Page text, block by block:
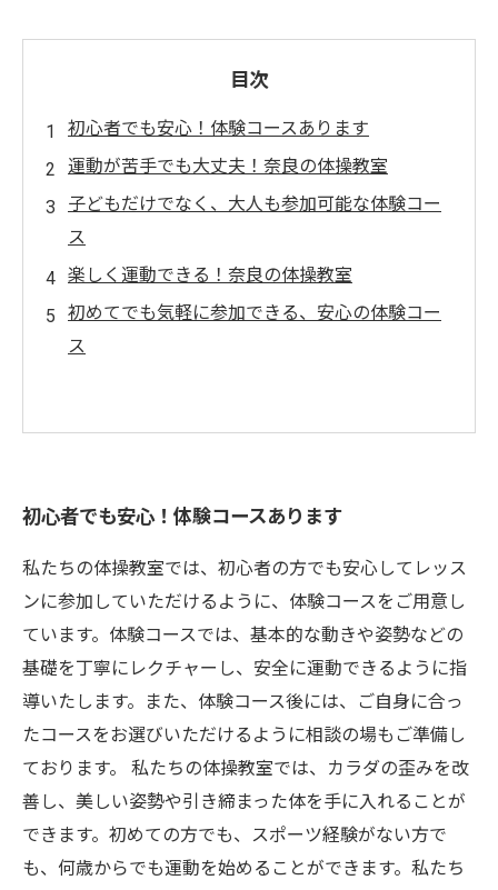
目次
初心者でも安心！体験コースあります
運動が苦手でも大丈夫！奈良の体操教室
子どもだけでなく、大人も参加可能な体験コー
ス
楽しく運動できる！奈良の体操教室
初めてでも気軽に参加できる、安心の体験コー
ス
初心者でも安心！体験コースあります
私たちの体操教室では、初心者の方でも安心してレッス
ンに参加していただけるように、体験コースをご用意し
ています。体験コースでは、基本的な動きや姿勢などの
基礎を丁寧にレクチャーし、安全に運動できるように指
導いたします。また、体験コース後には、ご自身に合っ
たコースをお選びいただけるように相談の場もご準備し
ております。 私たちの体操教室では、カラダの歪みを改
善し、美しい姿勢や引き締まった体を手に入れることが
できます。初めての方でも、スポーツ経験がない方で
も、何歳からでも運動を始めることができます。私たち